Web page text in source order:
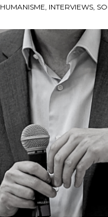
HUMANISME, INTERVIEWS,